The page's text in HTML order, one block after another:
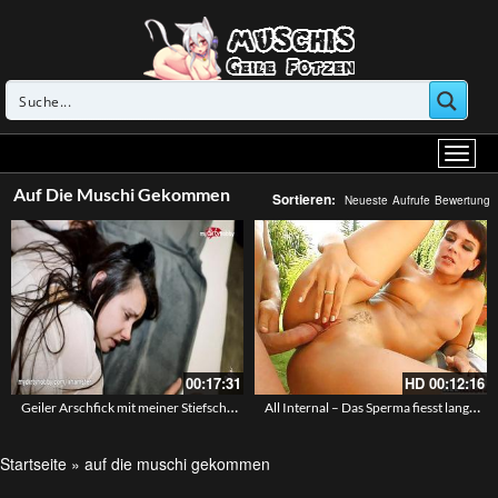
Auf Die Muschi Gekommen Sortieren: Neueste Aufrufe Bewertung
00:17:31
Geiler Arschfick mit meiner Stiefschwester – Wie kommen gleich zweimal – MyDirtyHobby
HD 00:12:16
All Internal – Das Sperma fiesst langsam aus Natailias kleiner Fotze – Outdoor Anal und Vaginal mit Creampie
Startseite » auf die muschi gekommen